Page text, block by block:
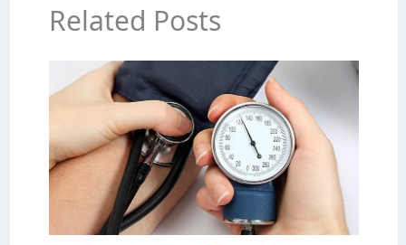
Related Posts